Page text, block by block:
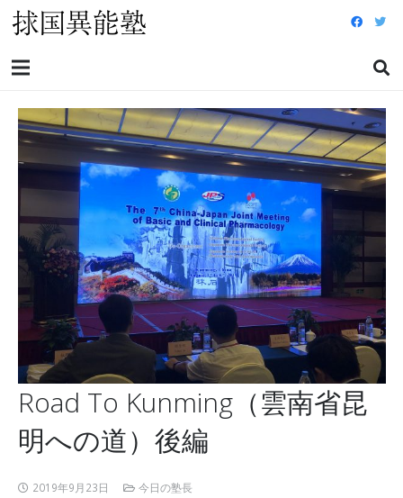
Road To Kunming（雲南省昆
明への道）後編
2019年9月23日 今日の塾長